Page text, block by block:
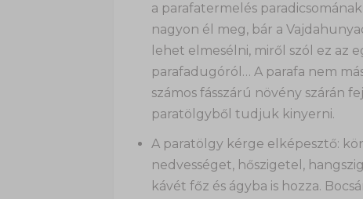
a parafatermelés
nagyon él meg, bár a
lehet elmesélni, miről szól ez az
parafadugóról… A parafa nem
számos fásszárú növény szárán
paratölgyből tudjuk kinyerni.
A paratölgy kérge elképesztő:
nedvességet, hőszigetel,
kávét főz és ágyba is hozza.